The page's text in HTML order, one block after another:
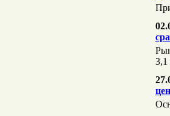
3,1